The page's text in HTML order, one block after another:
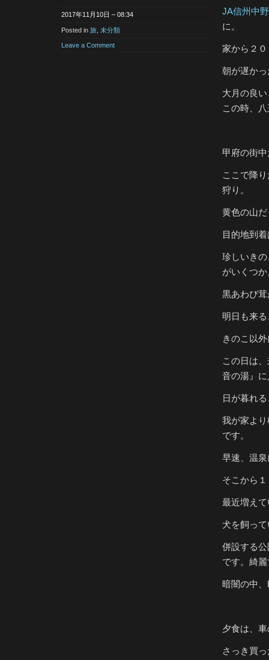
2017年11月10日 – 08:34
Posted in 旅, 未分類
Leave a Comment
JA信州中
に。
家から２
朝が遅か
大月の良
この時、
甲府の街
ここで降
狩り。
黄色の山
目的地到
珍しいき
がいくつか
黒あわび
明日も来
きのこ以
この日は
音の湯』
日が暮れ
我が家よ
です。
早速、温
そこから
最近増え
犬を飼っ
併設する
です。綺
暗闇の中
夕食は、
さっき買